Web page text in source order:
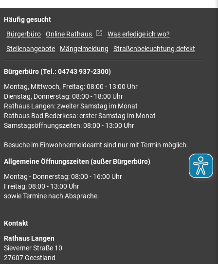
Bürgerbüro (Tel.: 04743 937-2300)
Montag, Mittwoch, Freitag: 08:00 - 13:00 Uhr
Dienstag, Donnerstag: 08:00 - 18:00 Uhr
Rathaus Langen: zweiter Samstag im Monat
Rathaus Bad Bederkesa: erster Samstag im Monat
Samstagsöffnungszeiten: 08:00 - 13:00 Uhr
Besuche im Einwohnermeldeamt sind nur mit Termin möglich.
Allgemeine Öffnungszeiten (außer Bürgerbüro)
Montag - Donnerstag: 08:00 - 16:00 Uhr
Freitag: 08:00 - 13:00 Uhr
sowie Termine nach Absprache.
Kontakt
Rathaus Langen
Sieverner Straße 10
27607 Geestland
Häufig gesucht
Bürgerbüro Online Rathaus
Was erledige ich wo?
Stellenangebote
Mängelmeldung Straßenbeleuchtung defekt